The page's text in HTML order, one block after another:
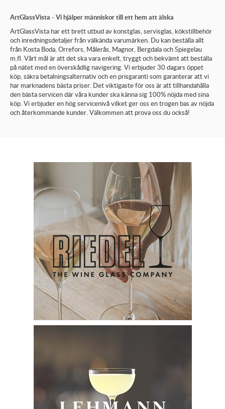
ArtGlassVista - Vi hjälper människor till ett hem att älska
ArtGlassVista har ett brett utbud av konstglas, servisglas, kökstillbehör
och inredningsdetaljer från välkända varumärken. Du kan beställa allt
från Kosta Boda, Orrefors, Målerås, Magnor, Bergdala och Spiegelau
m.fl. Vårt mål är att det ska vara enkelt, tryggt och bekvämt att beställa
på nätet med en överskådlig navigering. Vi erbjuder 30 dagars öppet
köp, säkra betalningsalternativ och en prisgaranti som garanterar att vi
har marknadens bästa priser. Det viktigaste för oss är att tillhandahålla
den bästa servicen där våra kunder ska känna sig 100% nöjda med sina
köp. Vi erbjuder en hög servicenivå vilket ger oss en trogen bas av nöjda
och återkommande kunder. Välkommen att prova oss du också!